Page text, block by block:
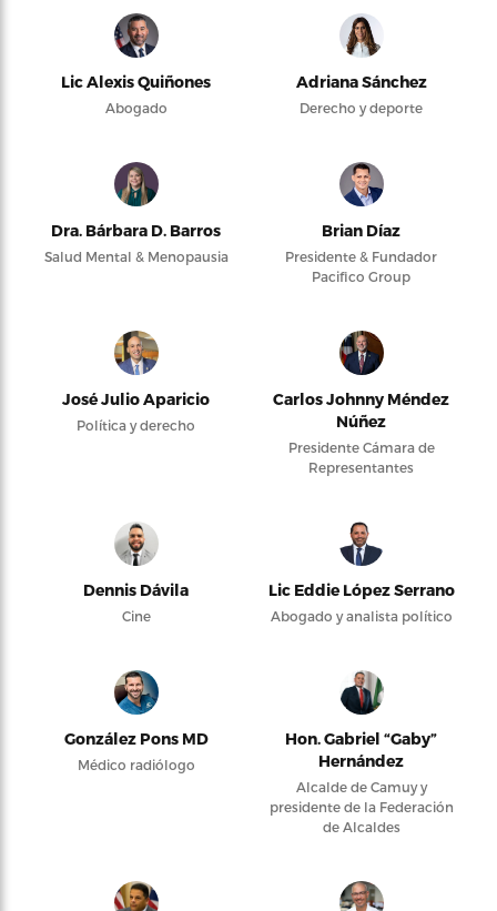
Lic Alexis Quiñones
Abogado
Adriana Sánchez
Derecho y deporte
Dra. Bárbara D. Barros
Salud Mental & Menopausia
Brian Díaz
Presidente & Fundador
Pacifico Group
José Julio Aparicio
Política y derecho
Carlos Johnny Méndez
Núñez
Presidente Cámara de
Representantes
Dennis Dávila
Cine
Lic Eddie López Serrano
Abogado y analista político
González Pons MD
Médico radiólogo
Hon. Gabriel “Gaby”
Hernández
Alcalde de Camuy y
presidente de la Federación
de Alcaldes